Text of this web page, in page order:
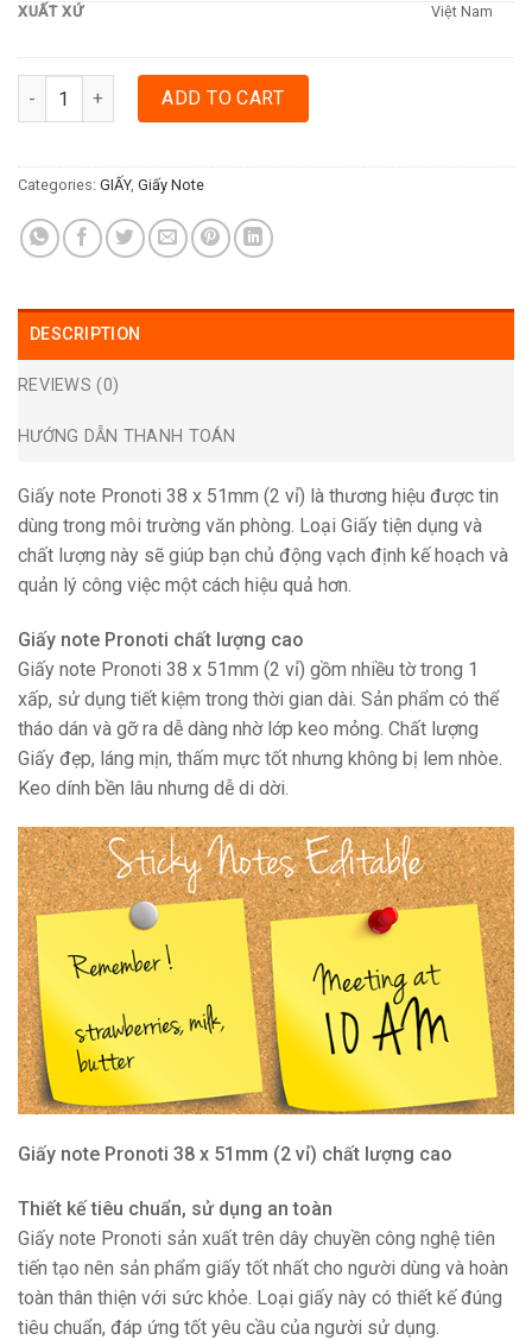
XUẤT XỨ Việt Nam
GIẤY NOTE PRONOTI 38 X 51MM (2 VỈ) quantity
ADD TO CART
Categories: GIẤY, Giấy Note
DESCRIPTION
REVIEWS (0)
HƯỚNG DẪN THANH TOÁN
Giấy note Pronoti 38 x 51mm (2 vỉ) là thương hiệu được tin
dùng trong môi trường văn phòng. Loại Giấy tiện dụng và
chất lượng này sẽ giúp bạn chủ động vạch định kế hoạch và
quản lý công việc một cách hiệu quả hơn.
Giấy note Pronoti chất lượng cao
Giấy note Pronoti 38 x 51mm (2 vỉ) gồm nhiều tờ trong 1
xấp, sử dụng tiết kiệm trong thời gian dài. Sản phẩm có thể
tháo dán và gỡ ra dễ dàng nhờ lớp keo mỏng. Chất lượng
Giấy đẹp, láng mịn, thấm mực tốt nhưng không bị lem nhòe.
Keo dính bền lâu nhưng dễ di dời.
Giấy note Pronoti 38 x 51mm (2 vỉ) chất lượng cao
Thiết kế tiêu chuẩn, sử dụng an toàn
Giấy note Pronoti sản xuất trên dây chuyền công nghệ tiên
tiến tạo nên sản phẩm giấy tốt nhất cho người dùng và hoàn
toàn thân thiện với sức khỏe. Loại giấy này có thiết kế đúng
tiêu chuẩn, đáp ứng tốt yêu cầu của người sử dụng.